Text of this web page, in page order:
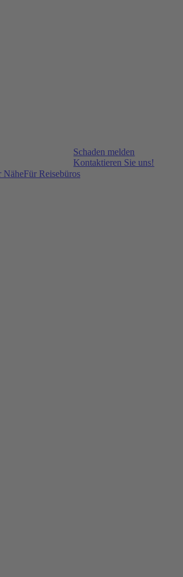
Schaden melden
Kontaktieren Sie uns!
NäheFür Reisebüros